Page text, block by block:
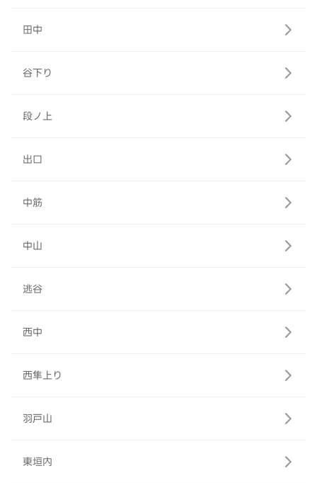
田中
谷下り
段ノ上
出口
中筋
中山
逃谷
西中
西隼上り
羽戸山
東垣内